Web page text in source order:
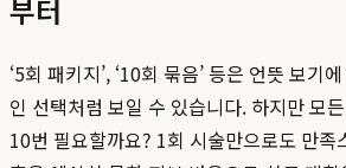
부터
‘5회 패키지’, ‘10회 묶음’ 등은 언뜻 보기
인 선택처럼 보일 수 있습니다. 하지만 모
10번 필요할까요? 1회 시술만으로도 만족